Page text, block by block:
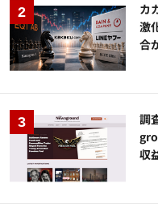
カ
激
合
調
収